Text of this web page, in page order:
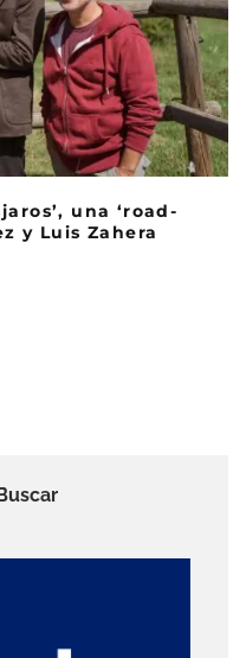
una ‘road-
y Luis Zahera